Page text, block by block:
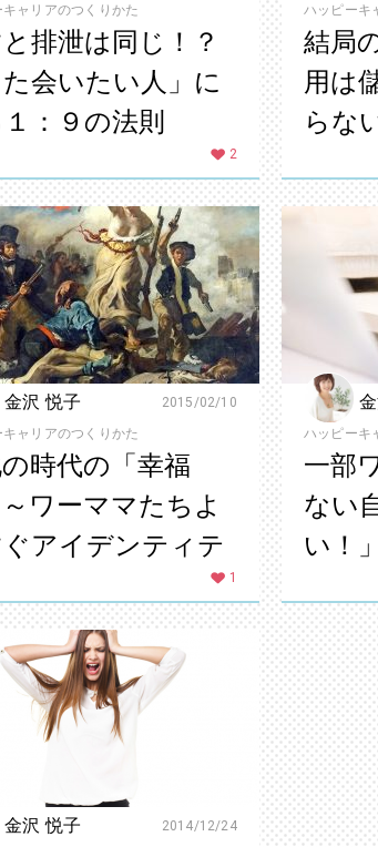
ャリアのつくりかた
排泄は同じ！？
た会いたい人」に
：９の法則
2
ハッピーキ
結局
用は
らな
金沢 悦子
2015/02/10
ャリアのつくりかた
時代の「幸福
ワーママたちよ
アイデンティテ
再構築をしよう～ 1
ハッピーキ
一部
ない
い！
金沢 悦子
2014/12/24